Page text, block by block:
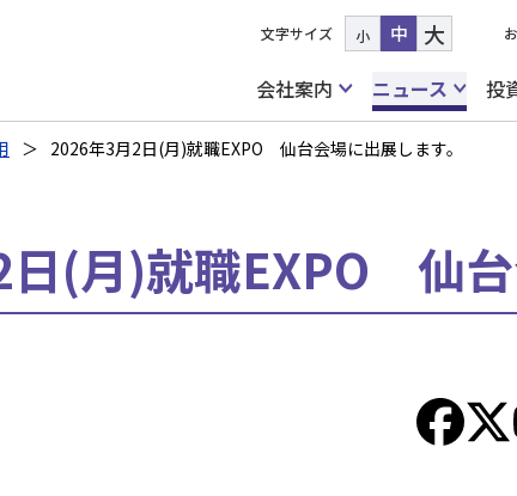
文字サイズ 小 中 大
会社案内
ニュース 投
2026年3月2日(月)就職EXPO 仙台会場に出展します。
(月)就職EXPO 仙台